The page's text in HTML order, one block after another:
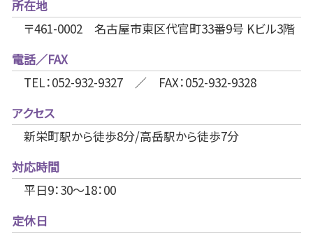
所在地
〒461-0002 名古屋市東区代官町33番9号 Kビル3階
電話／FAX
TEL：052-932-9327 ／ FAX：052-932-9328
アクセス
新栄町駅から徒歩8分/高岳駅から徒歩7分
対応時間
平日9：30～18：00
定休日